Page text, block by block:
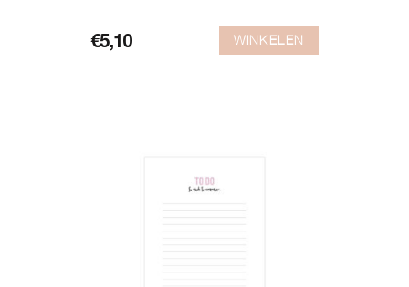
€5,10 WINKELEN